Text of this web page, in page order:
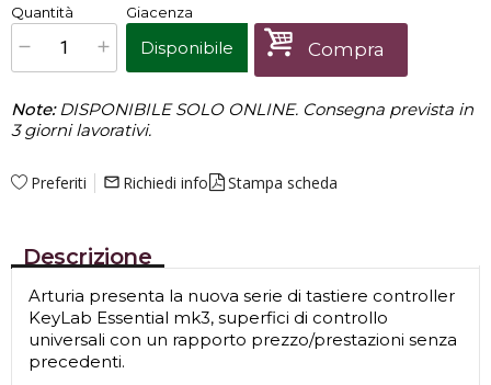
x1 Prezzo finale:€179,00
Quantità Giacenza
Disponibile Compra
Note:DISPONIBILE SOLO ONLINE. Consegna prevista in
3 giorni lavorativi.
Preferiti mail_outline Richiedi info Stampa scheda
Descrizione
Arturia presenta la nuova serie di tastiere controller
KeyLab Essential mk3, superfici di controllo
universali con un rapporto prezzo/prestazioni senza
precedenti.